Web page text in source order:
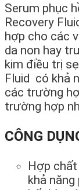
Serum phục
Recovery
hợp cho các
da non hay
kim điều trị
Fluid có khả
các trường
trường hợp
CÔNG
Hợp
khả